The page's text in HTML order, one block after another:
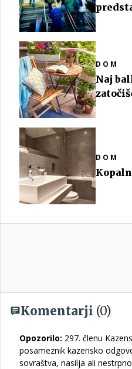
DOM
Naj
DOM
Komentarji (0)
Opozorilo: 297. členu
posameznik kazensko
sovraštva, nasilja ali